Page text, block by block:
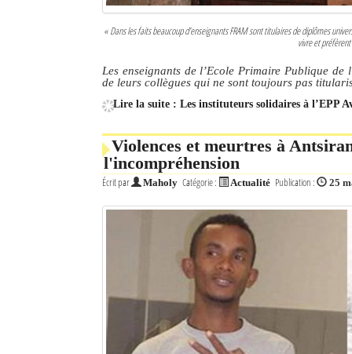
« Dans les faits beaucoup d’enseignants FRAM sont titulaires de diplômes
vivre et
Les enseignants de l’Ecole Primaire Publique
de leurs collègues qui ne sont toujours pas
Lire la suite : Les instituteurs solidaires à l’EPP
Violences et meurtres à
l'incompréhension
Écrit par Maholy Catégorie : Actualité Publication : 25